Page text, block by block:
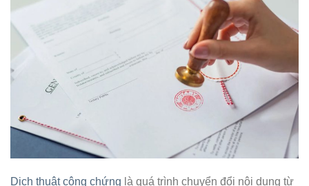
Dịch thuật công chứng là quá trình chuyển đổi nội dung từ